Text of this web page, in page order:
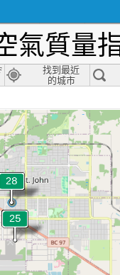
質量指
找到最近
的城市